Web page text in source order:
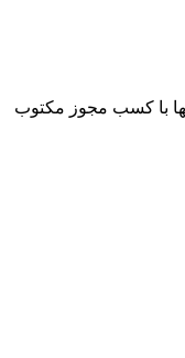
با کسب مجوز مکتوب